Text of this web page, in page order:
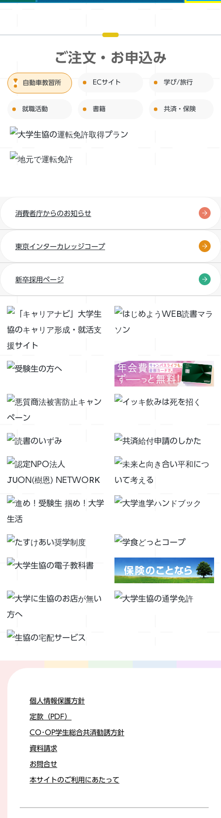
ご注文・お申込み
自動車教習所 ECサイト 学び/旅行
就職活動 書籍 共済・保険
消費者庁からのお知らせ
東京インターカレッジコープ
新卒採用ページ
個人情報保護方針
定款（PDF）
CO･OP学生総合共済勧誘方針
資料請求
お問合せ
本サイトのご利用にあたって